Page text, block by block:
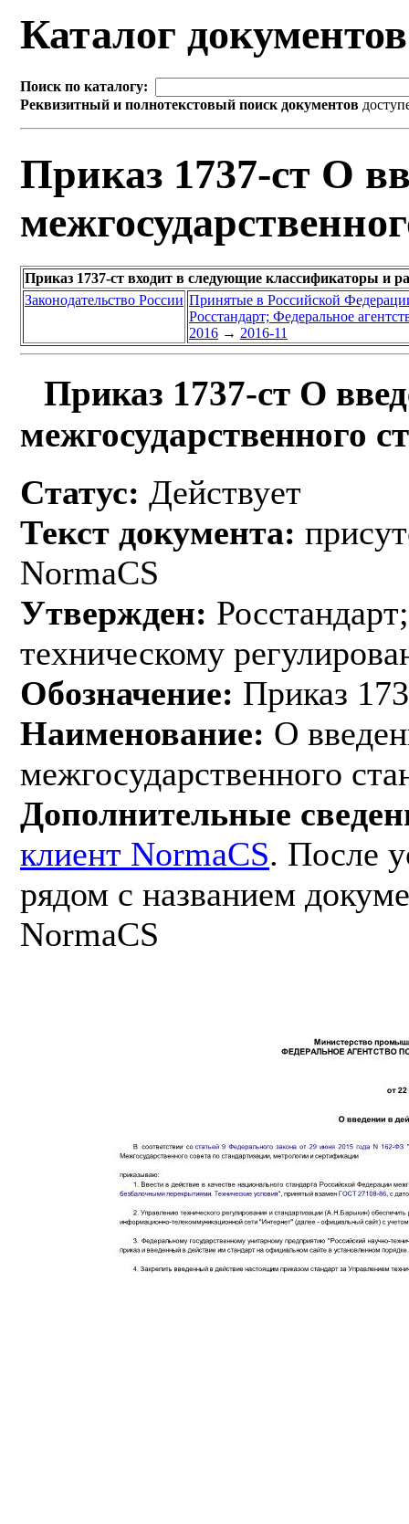
Каталог
Поиск по каталогу:
Реквизитный и полнотекстовый поиск документов
Приказ 1737-ст О
Приказ 1737-ст входит в следующие классификаторы и
Законодательство России Принятые в Российской
Росстандарт; Федеральное
2016 → 2016-11
Приказ 1737-ст О
межгосударственного
Статус: Действует
Текст документа:
NormaCS
Утвержден:
техническому
Обозначение: Приказ
Наименование: О
межгосударственного
Дополнительные
клиент NormaCS. После
рядом с названием
NormaCS